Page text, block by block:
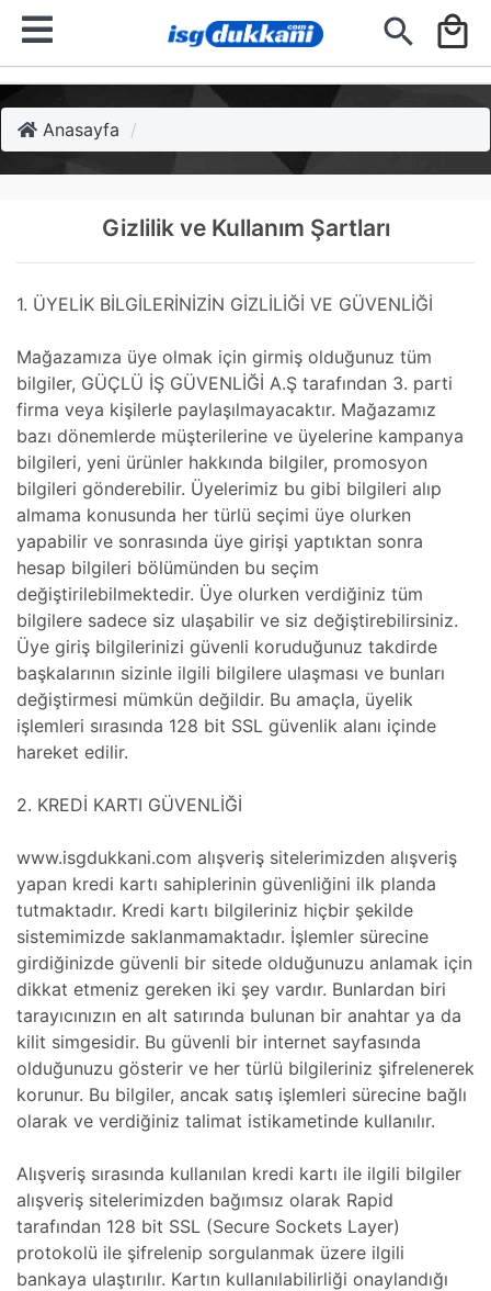
search local_mall
Anasayfa
Gizlilik ve Kullanım Şartları
1. ÜYELİK BİLGİLERİNİZİN GİZLİLİĞİ VE GÜVENLİĞİ
Mağazamıza üye olmak için girmiş olduğunuz tüm
bilgiler, GÜÇLÜ İŞ GÜVENLİĞİ A.Ş tarafından 3. parti
firma veya kişilerle paylaşılmayacaktır. Mağazamız
bazı dönemlerde müşterilerine ve üyelerine kampanya
bilgileri, yeni ürünler hakkında bilgiler, promosyon
bilgileri gönderebilir. Üyelerimiz bu gibi bilgileri alıp
almama konusunda her türlü seçimi üye olurken
yapabilir ve sonrasında üye girişi yaptıktan sonra
hesap bilgileri bölümünden bu seçim
değiştirilebilmektedir. Üye olurken verdiğiniz tüm
bilgilere sadece siz ulaşabilir ve siz değiştirebilirsiniz.
Üye giriş bilgilerinizi güvenli koruduğunuz takdirde
başkalarının sizinle ilgili bilgilere ulaşması ve bunları
değiştirmesi mümkün değildir. Bu amaçla, üyelik
işlemleri sırasında 128 bit SSL güvenlik alanı içinde
hareket edilir.
2. KREDİ KARTI GÜVENLİĞİ
www.isgdukkani.com alışveriş sitelerimizden alışveriş
yapan kredi kartı sahiplerinin güvenliğini ilk planda
tutmaktadır. Kredi kartı bilgileriniz hiçbir şekilde
sistemimizde saklanmamaktadır. İşlemler sürecine
girdiğinizde güvenli bir sitede olduğunuzu anlamak için
dikkat etmeniz gereken iki şey vardır. Bunlardan biri
tarayıcınızın en alt satırında bulunan bir anahtar ya da
kilit simgesidir. Bu güvenli bir internet sayfasında
olduğunuzu gösterir ve her türlü bilgileriniz şifrelenerek
korunur. Bu bilgiler, ancak satış işlemleri sürecine bağlı
olarak ve verdiğiniz talimat istikametinde kullanılır.
Alışveriş sırasında kullanılan kredi kartı ile ilgili bilgiler
alışveriş sitelerimizden bağımsız olarak Rapid
tarafından 128 bit SSL (Secure Sockets Layer)
protokolü ile şifrelenip sorgulanmak üzere ilgili
bankaya ulaştırılır. Kartın kullanılabilirliği onaylandığı